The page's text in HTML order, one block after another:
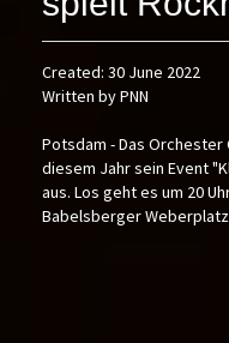
Created: 30 June 2022
Written by PNN
Potsdam - Das
diesem Jahr sein Event
aus. Los geht es um 20
Babelsberger